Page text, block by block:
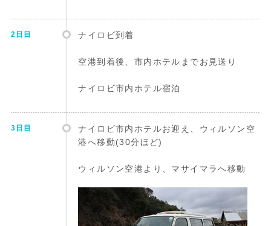
2日目 ナイロビ到着
空港到着後、市内ホテルまでお見送り
ナイロビ市内ホテル宿泊
3日目
ナイロビ市内ホテルお迎え、ウィルソン空
港へ移動(30分ほど)
ウィルソン空港より、マサイマラへ移動